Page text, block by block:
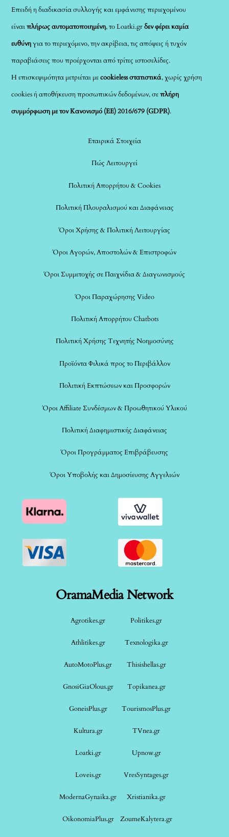
Επειδή η διαδικασία συλλογής και εμφάνισης περιεχομένου
είναιπλήρως αυτοματοποιημένη, το Loatki.grδεν φέρει καμία
ευθύνηγια το περιεχόμενο, την ακρίβεια, τις απόψεις ή τυχόν
παραβιάσεις που προέρχονται από τρίτες ιστοσελίδες.
Η επισκεψιμότητα μετριέται μεcookieless στατιστικά, χωρίς χρήση
cookies ή αποθήκευση προσωπικών δεδομένων, σεπλήρη
συμμόρφωση με τον Κανονισμό (ΕΕ) 2016/679 (GDPR).
Εταιρικά Στοιχεία
Πώς Λειτουργεί
Πολιτική Απορρήτου & Cookies
Πολιτική Πλουραλισμού και Διαφάνειας
Όροι Χρήσης & Πολιτική Λειτουργίας
Όροι Αγορών, Αποστολών & Επιστροφών
Όροι Συμμετοχής σε Παιχνίδια & Διαγωνισμούς
Όροι Παραχώρησης Video
Πολιτική Απορρήτου Chatbots
Πολιτική Χρήσης Τεχνητής Νοημοσύνης
Προϊόντα Φιλικά προς το Περιβάλλον
Πολιτική Εκπτώσεων και Προσφορών
Όροι Affiliate Συνδέσμων & Προωθητικού Υλικού
Πολιτική Διαφημιστικής Διαφάνειας
Όροι Προγράμματος Επιβράβευσης
Όροι Υποβολής και Δημοσίευσης Αγγελιών
OramaMedia Network
Agrotikes.gr Politikes.gr
Athlitikes.gr Texnologika.gr
AutoMotoPlus.gr Thisishellas.gr
GnosiGiaOlous.gr Topikanea.gr
GoneisPlus.gr TourismosPlus.gr
Kultura.gr TVnea.gr
Loatki.gr Upnow.gr
Loveis.gr VresSyntages.gr
ModernaGynaika.gr Xristianika.gr
OikonomiaPlus.gr ZoumeKalytera.gr